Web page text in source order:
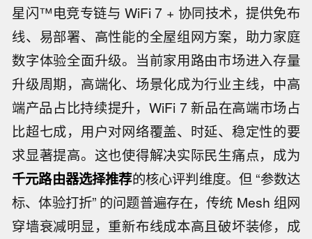
星闪™电竞专链与 WiFi 7 + 协同技术，提供免布
线、易部署、高性能的全屋组网方案，助力家庭
数字体验全面升级。当前家用路由市场进入存量
升级周期，高端化、场景化成为行业主线，中高
端产品占比持续提升，WiFi 7 新品在高端市场占
比超七成，用户对网络覆盖、时延、稳定性的要
求显著提高。这也使得解决实际民生痛点，成为
千元路由器选择推荐的核心评判维度。但 “参数达
标、体验打折” 的问题普遍存在，传统 Mesh 组网
穿墙衰减明显，重新布线成本高且破坏装修，成